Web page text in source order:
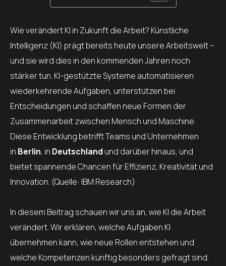
Wie verändert KI in Zukunft die Arbeit? Künstliche
Intelligenz (KI) prägt bereits heute unsere Arbeitswelt –
und sie wird dies in den kommenden Jahren noch
stärker tun. KI-gestützte Systeme automatisieren
wiederkehrende Aufgaben, unterstützen bei
Entscheidungen und schaffen neue Formen der
Zusammenarbeit zwischen Mensch und Maschine.
Diese Entwicklung betrifft Teams und Unternehmen
in Berlin, in Deutschland und darüber hinaus, und
bietet spannende Chancen für Effizienz, Kreativität und
Innovation. (Quelle: IBM Research)
In diesem Beitrag schauen wir uns an, wie KI die Arbeit
verändert. Wir erklären, welche Aufgaben KI
übernehmen kann, wie neue Rollen entstehen und
welche Kompetenzen künftig besonders gefragt sind.